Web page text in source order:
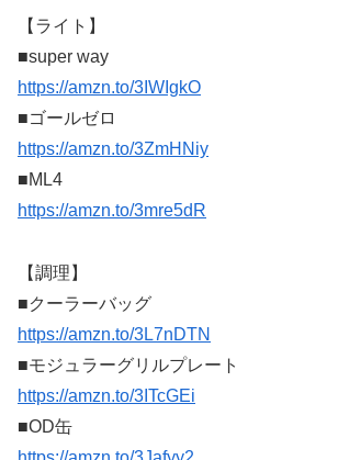
【ライト】
■super way
https://amzn.to/3IWIgkO
■ゴールゼロ
https://amzn.to/3ZmHNiy
■ML4
https://amzn.to/3mre5dR
【調理】
■クーラーバッグ
https://amzn.to/3L7nDTN
■モジュラーグリルプレート
https://amzn.to/3ITcGEi
■OD缶